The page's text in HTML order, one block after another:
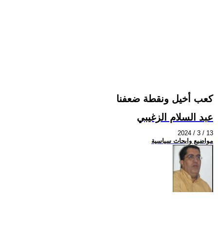
كعب أخيل ونقطة ضعفنا
عبد السلام الزغيبي
2024 / 3 / 13
مواضيع وابحاث سياسية